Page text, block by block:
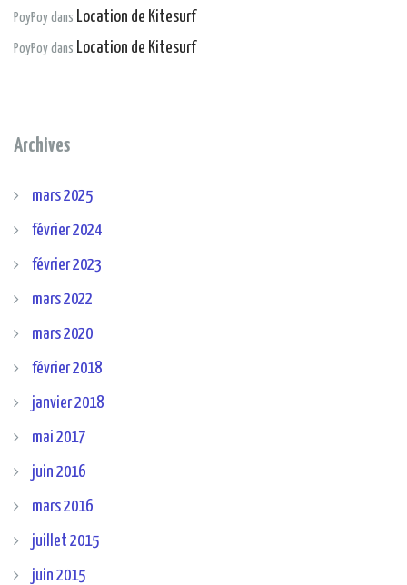
PoyPoy dans Location de Kitesurf
PoyPoy dans Location de Kitesurf
Archives
mars 2025
février 2024
février 2023
mars 2022
mars 2020
février 2018
janvier 2018
mai 2017
juin 2016
mars 2016
juillet 2015
juin 2015